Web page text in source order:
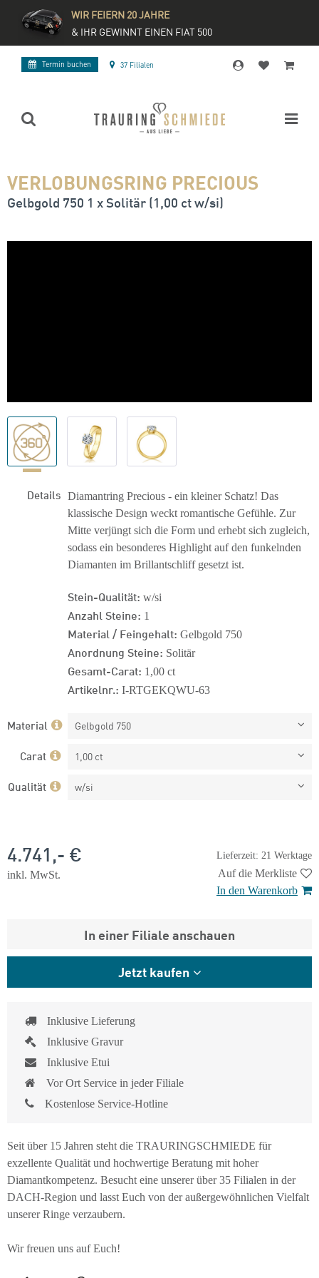
WIR FEIERN 20 JAHRE
& IHR GEWINNT EINEN FIAT 500
Termin buchen 37 Filialen
VERLOBUNGSRING PRECIOUS
Gelbgold 750 1 x Solitär (1,00 ct w/si)
Details Diamantring Precious - ein kleiner Schatz! Das
klassische Design weckt romantische Gefühle. Zur
Mitte verjüngt sich die Form und erhebt sich zugleich,
sodass ein besonderes Highlight auf den funkelnden
Diamanten im Brillantschliff gesetzt ist.
Stein-Qualität: w/si
Anzahl Steine: 1
Material / Feingehalt: Gelbgold 750
Anordnung Steine: Solitär
Gesamt-Carat: 1,00 ct
Artikelnr.: I-RTGEKQWU-63
Material Gelbgold 750
Carat 1,00 ct
Qualität w/si
Lieferzeit: 21 Werktage
4.741,- €
inkl. MwSt.
Auf die Merkliste
In den Warenkorb
In einer Filiale anschauen
Jetzt kaufen
Inklusive Lieferung
Inklusive Gravur
Inklusive Etui
Vor Ort Service in jeder Filiale
Kostenlose Service-Hotline
Seit über 15 Jahren steht die TRAURINGSCHMIEDE für
exzellente Qualität und hochwertige Beratung mit hoher
Diamantkompetenz. Besucht eine unserer über 35 Filialen in der
DACH-Region und lasst Euch von der außergewöhnlichen Vielfalt
unserer Ringe verzaubern.
Wir freuen uns auf Euch!